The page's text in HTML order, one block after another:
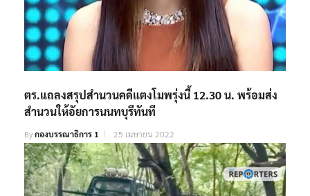
ตร.แถลงสรุปสำนวนคดีแตงโมพรุ่งนี้ 12.30 น. พร้อมส่ง
สำนวนให้อัยการนนทบุรีทันที
Byกองบรรณาธิการ 1 25 เมษายน 2022